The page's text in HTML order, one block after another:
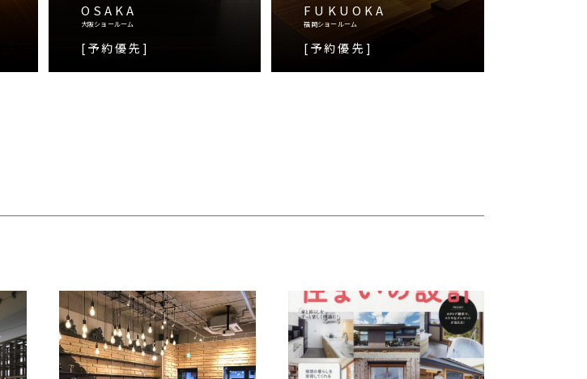
OSAKA
大阪ショールーム
[予約優先]
FUKUOKA
福岡ショールーム
[予約優先]